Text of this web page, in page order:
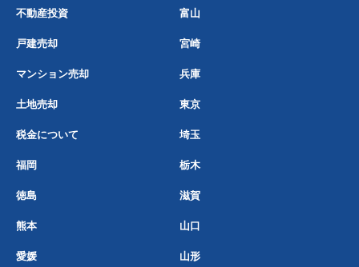
不動産投資 富山
戸建売却 宮崎
マンション売却 兵庫
土地売却 東京
税金について 埼玉
福岡 栃木
徳島 滋賀
熊本 山口
愛媛 山形